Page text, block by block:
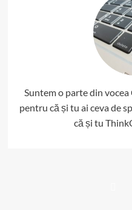
Suntem o parte din
pentru că și tu ai ceva de
că și tu